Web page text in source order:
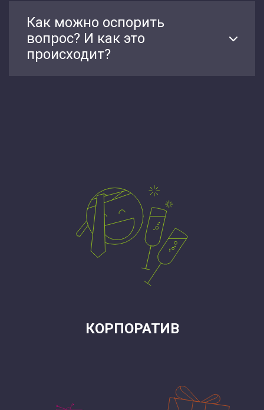
Как можно оспорить
вопрос? И как это
происходит?
КОРПОРАТИВ